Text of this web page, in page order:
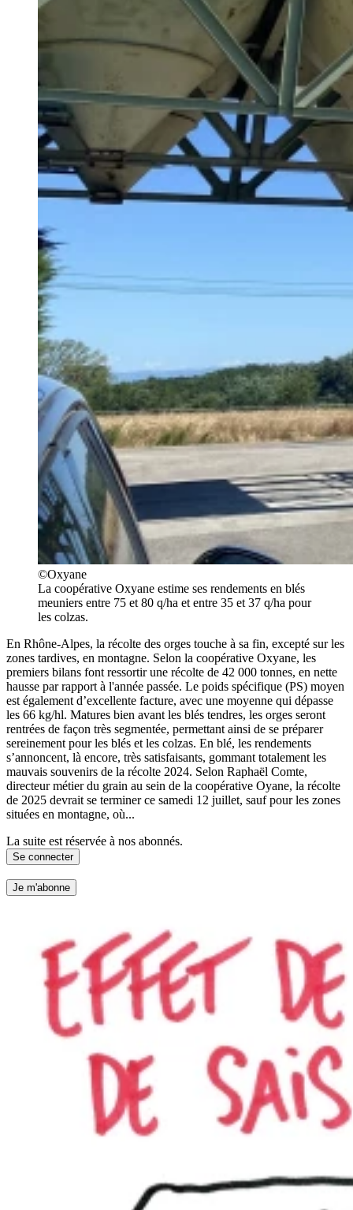
©Oxyane
La coopérative Oxyane estime ses rendements en blés
meuniers entre 75 et 80 q/ha et entre 35 et 37 q/ha pour
les colzas.
En Rhône-Alpes, la récolte des orges touche à sa fin, excepté sur les
zones tardives, en montagne. Selon la coopérative Oxyane, les
premiers bilans font ressortir une récolte de 42 000 tonnes, en nette
hausse par rapport à l'année passée. Le poids spécifique (PS) moyen
est également d’excellente facture, avec une moyenne qui dépasse
les 66 kg/hl. Matures bien avant les blés tendres, les orges seront
rentrées de façon très segmentée, permettant ainsi de se préparer
sereinement pour les blés et les colzas. En blé, les rendements
s’annoncent, là encore, très satisfaisants, gommant totalement les
mauvais souvenirs de la récolte 2024. Selon Raphaël Comte,
directeur métier du grain au sein de la coopérative Oyane, la récolte
de 2025 devrait se terminer ce samedi 12 juillet, sauf pour les zones
situées en montagne, où...
La suite est réservée à nos abonnés.
Se connecter
Je m'abonne